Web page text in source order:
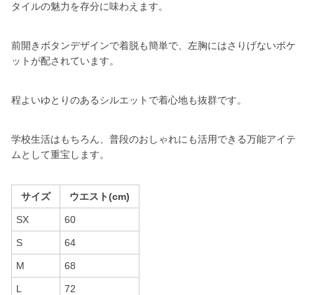
タイルの魅力を存分に味わえます。
前開きボタンデザインで着脱も簡単で、左胸にはさりげないポケ
ットが配されています。
程よいゆとりのあるシルエットで着心地も抜群です。
学校生活はもちろん、普段のおしゃれにも活用できる万能アイテ
ムとして重宝します。
サイズ ウエスト(cm)
SX 60
S 64
M 68
L 72